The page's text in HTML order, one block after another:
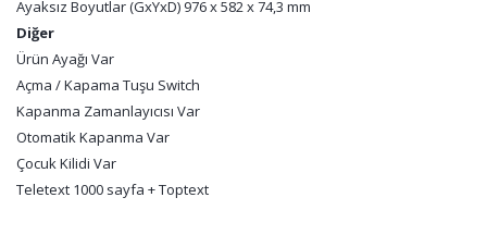
Ayaksız Boyutlar (GxYxD) 976 x 582 x 74,3 mm
Diğer
Ürün Ayağı Var
Açma / Kapama Tuşu Switch
Kapanma Zamanlayıcısı Var
Otomatik Kapanma Var
Çocuk Kilidi Var
Teletext 1000 sayfa + Toptext